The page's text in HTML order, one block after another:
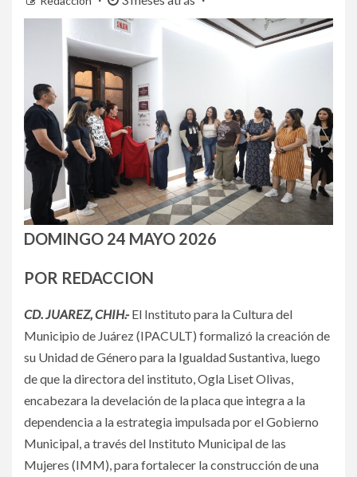
DOMINGO 24 MAYO 2026
POR REDACCION
CD. JUAREZ, CHIH.-El Instituto para la Cultura del
Municipio de Juárez (IPACULT) formalizó la creación de
su Unidad de Género para la Igualdad Sustantiva, luego
de que la directora del instituto, Ogla Liset Olivas,
encabezara la develación de la placa que integra a la
dependencia a la estrategia impulsada por el Gobierno
Municipal, a través del Instituto Municipal de las
Mujeres (IMM), para fortalecer la construcción de una